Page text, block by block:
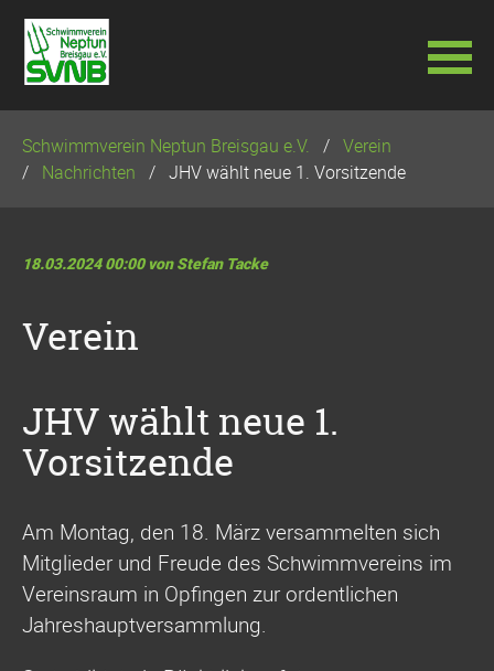
überspringen
Schwimmverein Neptun Breisgau e.V.
Verein
Nachrichten
JHV wählt neue 1. Vorsitzende
18.03.2024 00:00von Stefan Tacke
Verein
JHV wählt neue 1.
Vorsitzende
Am Montag, den 18. März versammelten sich
Mitglieder und Freude des Schwimmvereins im
Vereinsraum in Opfingen zur ordentlichen
Jahreshauptversammlung.